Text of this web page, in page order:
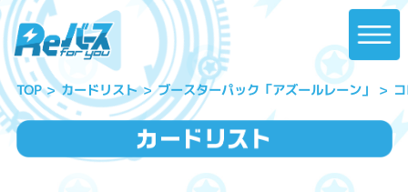
TOP カードリスト ブースターパック「アズールレーン」